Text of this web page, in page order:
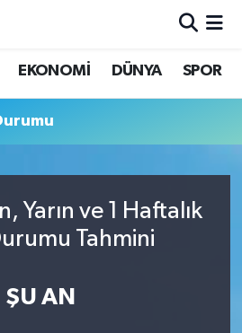
EKONOMİ DÜNYA SPOR
Yarın ve 1 Haftalık
Tahmini
ŞU AN
ve Fikstür